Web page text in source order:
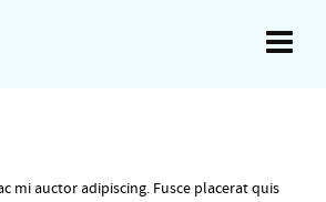
mi auctor adipiscing. Fusce placerat quis